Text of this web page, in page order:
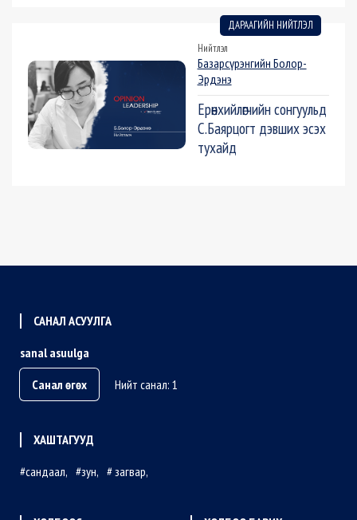
ДАРААГИЙН НИЙТЛЭЛ
Нийтлэл
Базарсүрэнгийн Болор-
Эрдэнэ
Ерөнхийлөгчийн сонгуульд
С.Баярцогт дэвших эсэх
тухайд
САНАЛ АСУУЛГА
sanal asuulga
Санал өгөх
Нийт санал: 1
ХАШТАГУУД
сандаал
зун загвар